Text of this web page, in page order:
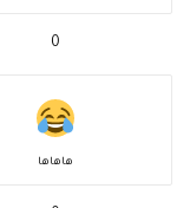
0
هاهاها